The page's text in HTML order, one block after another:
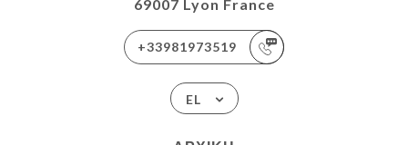
69007 Lyon France
+33981973519
EL